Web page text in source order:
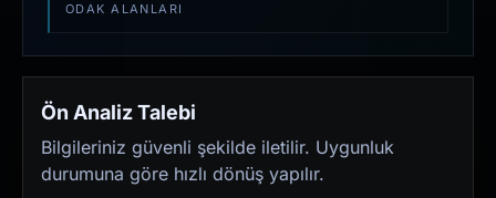
ODAK ALANLARI
Ön Analiz Talebi
Bilgileriniz güvenli şekilde iletilir. Uygunluk
durumuna göre hızlı dönüş yapılır.